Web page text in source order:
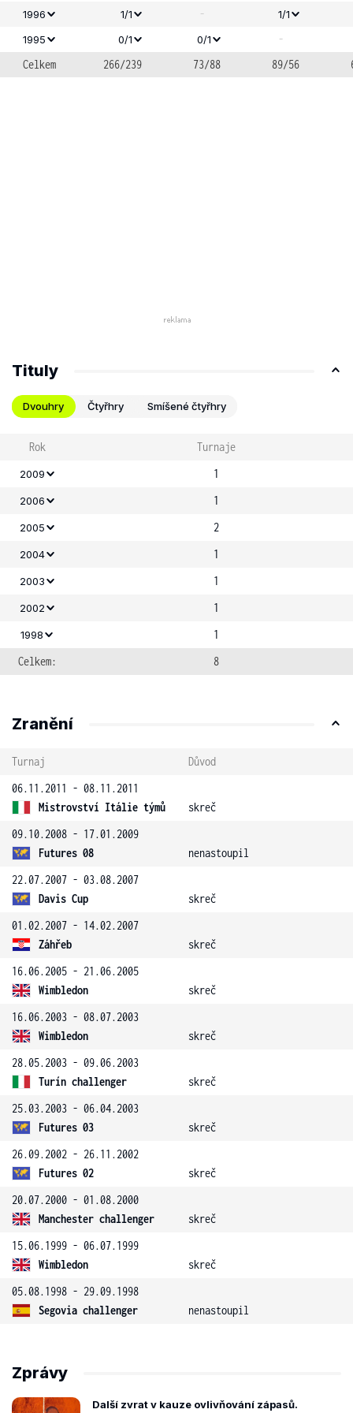
1996
1/1 -
1/1
1995
0/1 0/1
-
Celkem
266/239 73/88 89/56
Tituly
Dvouhry Čtyřhry Smíšené čtyřhry
Rok Turnaje
2009 1
2006 1
2005 2
2004 1
2003 1
2002 1
1998
1
Celkem:
8
Zranění
Turnaj
Důvod
06.11.2011 - 08.11.2011
Mistrovství Itálie týmů
skreč
09.10.2008 - 17.01.2009
Futures 08
nenastoupil
22.07.2007 - 03.08.2007
Davis Cup
skreč
01.02.2007 - 14.02.2007
Záhřeb
skreč
16.06.2005 - 21.06.2005
Wimbledon
skreč
16.06.2003 - 08.07.2003
Wimbledon
skreč
28.05.2003 - 09.06.2003
Turín challenger
skreč
25.03.2003 - 06.04.2003
Futures 03
skreč
26.09.2002 - 26.11.2002
Futures 02
skreč
20.07.2000 - 01.08.2000
Manchester challenger
skreč
15.06.1999 - 06.07.1999
Wimbledon
skreč
05.08.1998 - 29.09.1998
Segovia challenger
nenastoupil
Zprávy
Další zvrat v kauze ovlivňování zápasů.